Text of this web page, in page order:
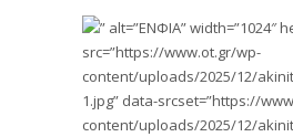
” alt=”ΕΝΦΙΑ” width=”1024″
src=”https://www.ot.gr/wp-
content/uploads/2025/12/
1.jpg” data-srcset=”https://
content/uploads/2025/12/